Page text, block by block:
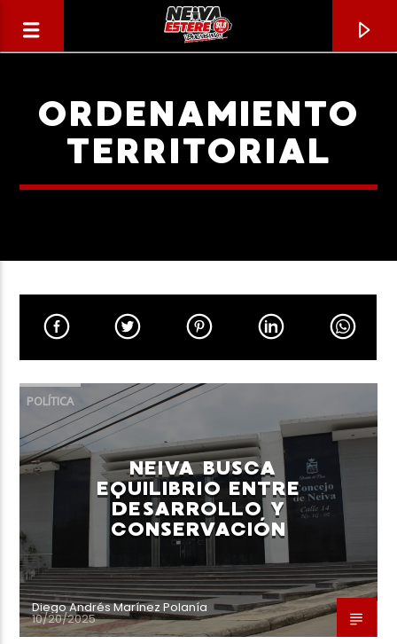
CANCIÓN ACTUAL
TÍTULO
ARTISTA
Neiva Estereo
ORDENAMIENTO
TERRITORIAL
POLÍTICA
NEIVA BUSCA
EQUILIBRIO ENTRE
DESARROLLO Y
CONSERVACIÓN
Diego Andrés Marínez Polanía
10/20/2025